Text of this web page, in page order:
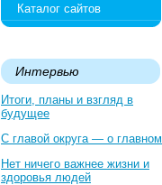
Каталог сайтов
Интервью
Итоги, планы и взгляд в
будущее
С главой округа — о главном
Нет ничего важнее жизни и
здоровья людей